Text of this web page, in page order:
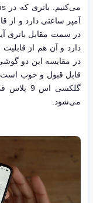
آمپر ساعتی دارد و از
دارد و آن هم از
در مقایسه این دو
گلکسی
می‌شود.